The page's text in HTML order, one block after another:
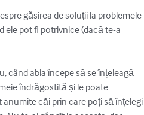
găsirea de soluții la problemele
ele pot fi potrivnice (dacă te-a
când abia începe să se înțeleagă
îndrăgostită și le poate
anumite căi prin care poți să înțelegi